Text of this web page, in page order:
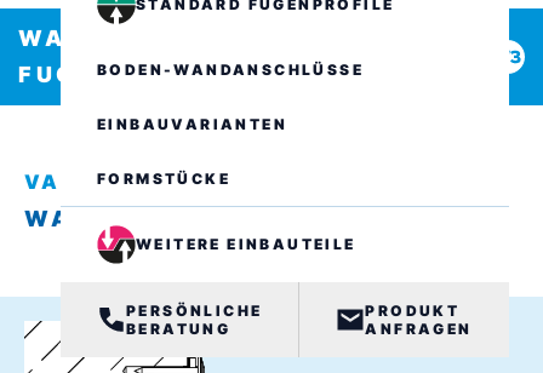
STANDARD FUGENPROFILE
BODEN-WANDANSCHLÜSSE
EINBAUVARIANTEN
FORMSTÜCKE
WEITERE EINBAUTEILE
PERSÖNLICHE
BERATUNG
PRODUKT
ANFRAGEN
WASSERDICHTE
FUGENPROFILE
VA.8.115/0
WANDANSCHLUSS W1